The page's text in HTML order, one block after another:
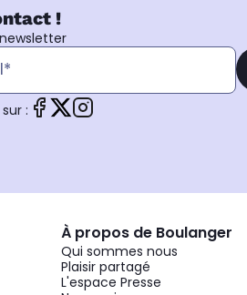
!
:
À propos de Boulanger
Qui sommes nous
Plaisir partagé
L'espace Presse